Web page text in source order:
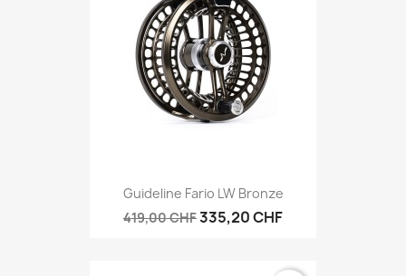
Guideline Fario LW Bronze
419,00 CHF335,20 CHF